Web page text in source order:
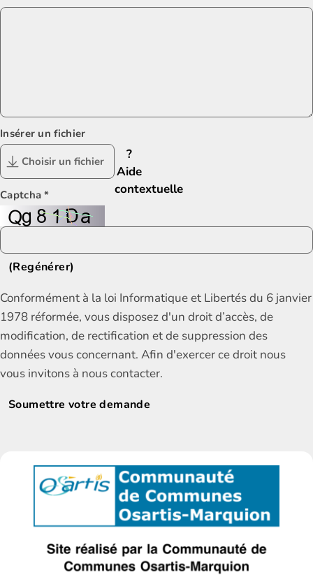
Insérer un fichier
Choisir un fichier
?
Aide
contextuelle
Captcha *
(Regénérer)
Conformément à la loi Informatique et Libertés du 6 janvier
1978 réformée, vous disposez d'un droit d’accès, de
modification, de rectification et de suppression des
données vous concernant. Afin d'exercer ce droit nous
vous invitons à nous contacter.